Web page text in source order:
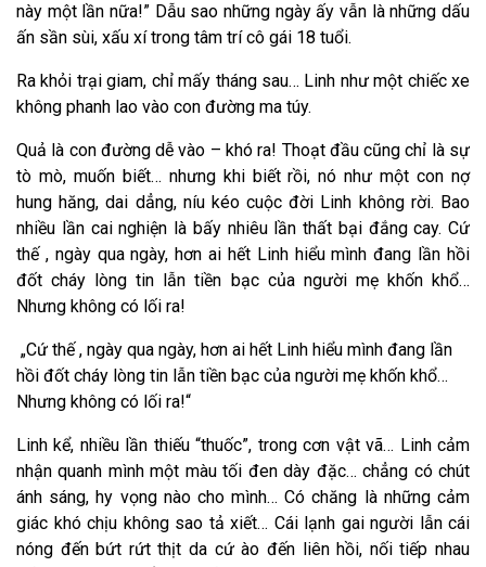
này một lần nữa!” Dẫu sao những ngày ấy vẫn là những dấu
ấn sần sùi, xấu xí trong tâm trí cô gái 18 tuổi.
Ra khỏi trại giam, chỉ mấy tháng sau… Linh như một chiếc xe
không phanh lao vào con đường ma túy.
Quả là con đường dễ vào – khó ra! Thoạt đầu cũng chỉ là sự
tò mò, muốn biết… nhưng khi biết rồi, nó như một con nợ
hung hăng, dai dẳng, níu kéo cuộc đời Linh không rời. Bao
nhiều lần cai nghiện là bấy nhiêu lần thất bại đắng cay. Cứ
thế , ngày qua ngày, hơn ai hết Linh hiểu mình đang lần hồi
đốt cháy lòng tin lẫn tiền bạc của người mẹ khốn khổ…
Nhưng không có lối ra!
„Cứ thế , ngày qua ngày, hơn ai hết Linh hiểu mình đang lần
hồi đốt cháy lòng tin lẫn tiền bạc của người mẹ khốn khổ…
Nhưng không có lối ra!“
Linh kể, nhiều lần thiếu “thuốc”, trong cơn vật vã… Linh cảm
nhận quanh mình một màu tối đen dày đặc… chẳng có chút
ánh sáng, hy vọng nào cho mình… Có chăng là những cảm
giác khó chịu không sao tả xiết… Cái lạnh gai người lẫn cái
nóng đến bứt rứt thịt da cứ ào đến liên hồi, nối tiếp nhau